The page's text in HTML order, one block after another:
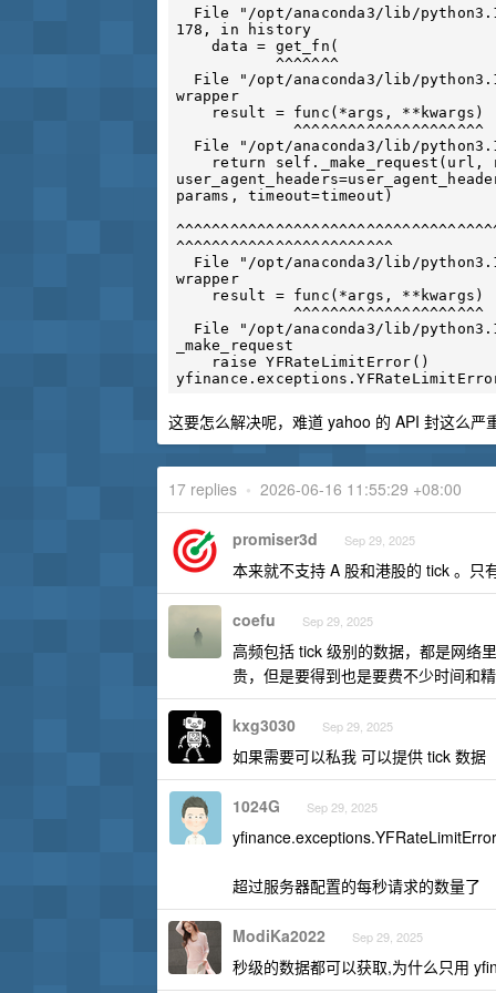
178, in history
    data = get_fn(
wrapper
             ^^^^^^^^^^^^^^^^^^^^^
params, timeout=timeout)
^^^^^^^^^^^^^^^^^^^^^^^^
wrapper
             ^^^^^^^^^^^^^^^^^^^^^
_make_request
这要怎么解决呢，难道 yahoo 的 API 封这么
17 replies • 2026-06-16 11:55:29 +08:00
promiser3d Sep 29, 2025
本来就不支持 A 股和港股的 tick 。只
coefu Sep 29, 2025
高频包括 tick 级别的数据，都是网络
贵，但是要得到也是要费不少时间和
kxg3030 Sep 29, 2025
如果需要可以私我 可以提供 tick 数据
1024G Sep 29, 2025
超过服务器配置的每秒请求的数量了
ModiKa2022 Sep 29, 2025
秒级的数据都可以获取,为什么只用